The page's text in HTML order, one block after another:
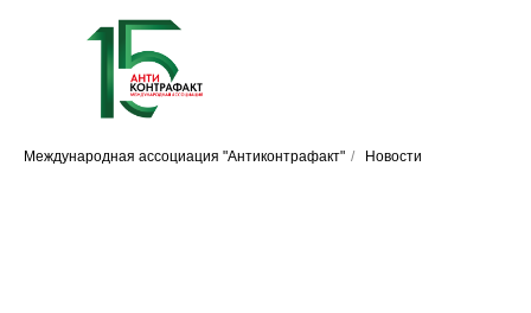
Международная ассоциация "Антиконтрафакт" / Новости